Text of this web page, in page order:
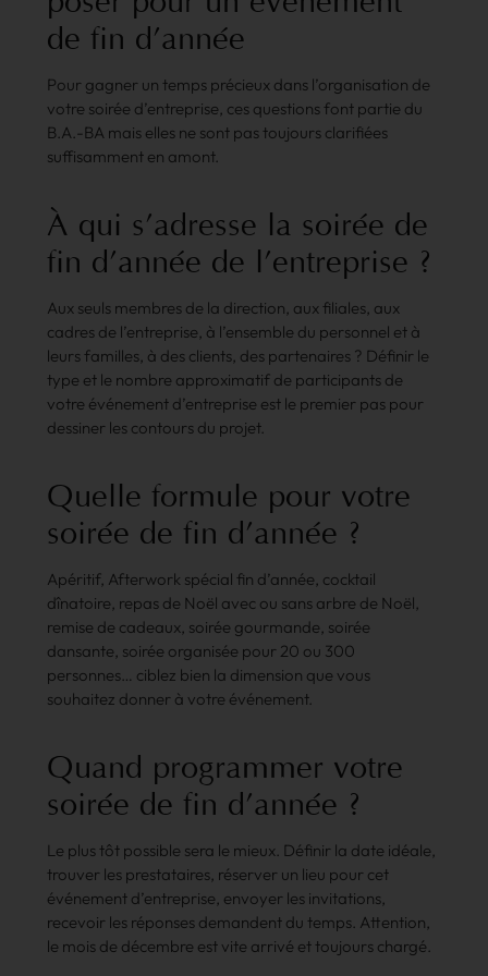
de fin d’année
Pour gagner un temps précieux dans l’organisation de
votre soirée d’entreprise, ces questions font partie du
B.A.-BA mais elles ne sont pas toujours clarifiées
suffisamment en amont.
À qui s’adresse la soirée de
fin d’année de l’entreprise ?
Aux seuls membres de la direction, aux filiales, aux
cadres de l’entreprise, à l’ensemble du personnel et à
leurs familles, à des clients, des partenaires ? Définir le
type et le nombre approximatif de participants de
votre événement d’entreprise est le premier pas pour
dessiner les contours du projet.
Quelle formule pour votre
soirée de fin d’année ?
Apéritif, Afterwork spécial fin d’année, cocktail
dînatoire, repas de Noël avec ou sans arbre de Noël,
remise de cadeaux, soirée gourmande, soirée
dansante, soirée organisée pour 20 ou 300
personnes… ciblez bien la dimension que vous
souhaitez donner à votre événement.
Quand programmer votre
soirée de fin d’année ?
Le plus tôt possible sera le mieux. Définir la date idéale,
trouver les prestataires, réserver un lieu pour cet
événement d’entreprise, envoyer les invitations,
recevoir les réponses demandent du temps. Attention,
le mois de décembre est vite arrivé et toujours chargé.